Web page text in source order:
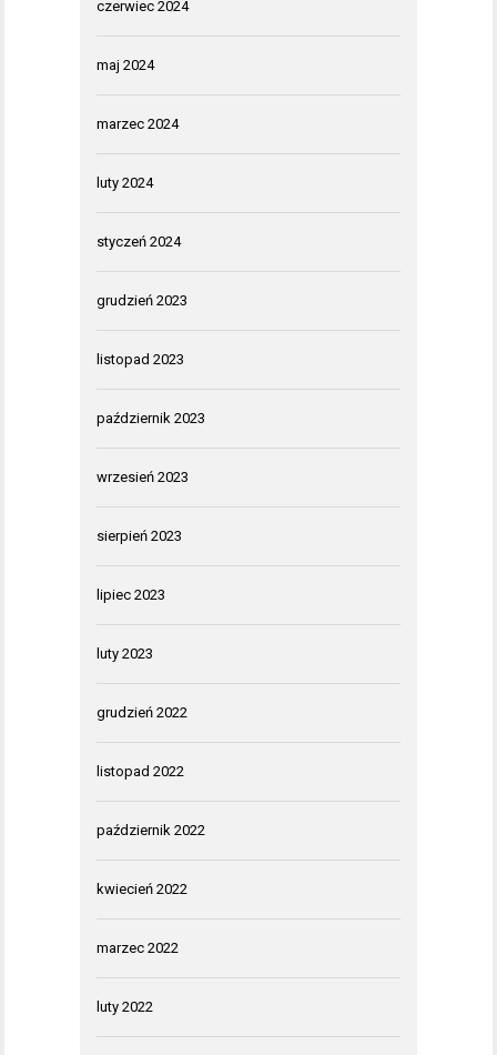
czerwiec 2024
maj 2024
marzec 2024
luty 2024
styczeń 2024
grudzień 2023
listopad 2023
październik 2023
wrzesień 2023
sierpień 2023
lipiec 2023
luty 2023
grudzień 2022
listopad 2022
październik 2022
kwiecień 2022
marzec 2022
luty 2022